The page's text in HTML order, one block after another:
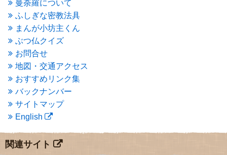
2015年4月(1)
2015年3月 (3)
2015年2月(3)
2015年1月(1)
2014年12月
2014年9月(1)
2014年5月 (1)
2014年4月
2014年1月(1)
2013年11月 (4)
2013年10月
2013年8月
(7)
2013年7月
(7)
曼荼羅について
ふしぎな密教法具
まんが小坊主くん
ぶつ仏クイズ
お問合せ
地図・交通アクセス
おすすめリンク集
バックナンバー
サイトマップ
English
関連サイト